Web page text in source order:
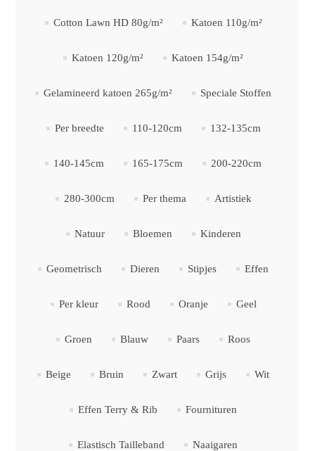
Cotton Lawn HD 80g/m² Katoen 110g/m²
Katoen 120g/m² Katoen 154g/m²
Gelamineerd katoen 265g/m² Speciale Stoffen
Per breedte 110-120cm 132-135cm
140-145cm 165-175cm 200-220cm
280-300cm Per thema Artistiek
Natuur Bloemen Kinderen
Geometrisch Dieren Stipjes Effen
Per kleur Rood Oranje Geel
Groen Blauw Paars Roos
Beige Bruin Zwart Grijs Wit
Effen Terry & Rib Fournituren
Elastisch Tailleband Naaigaren